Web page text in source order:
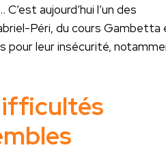
aujourd’hui l’un des
Péri, du cours Gambetta
pour leur insécurité,